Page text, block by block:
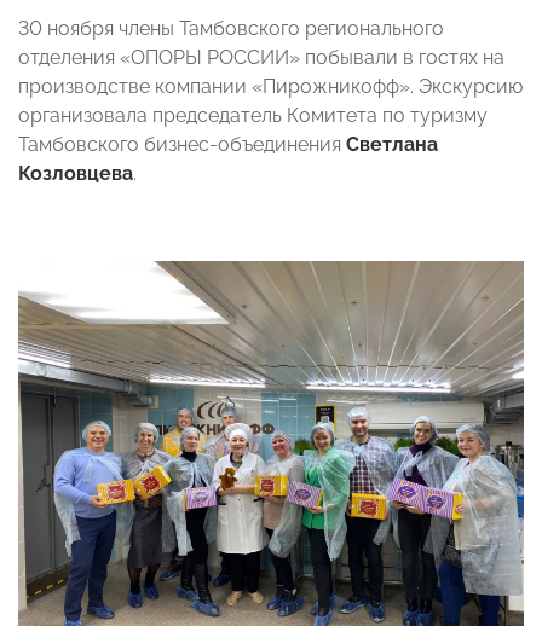
30 ноября члены Тамбовского регионального
отделения «ОПОРЫ РОССИИ» побывали в гостях на
производстве компании «Пирожникофф». Экскурсию
организовала председатель Комитета по туризму
Тамбовского бизнес-объединения Светлана
Козловцева.